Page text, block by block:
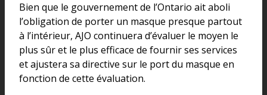
Bien que le gouvernement de l’Ontario ait aboli
l’obligation de porter un masque presque partout
à l’intérieur, AJO continuera d’évaluer le moyen le
plus sûr et le plus efficace de fournir ses services
et ajustera sa directive sur le port du masque en
fonction de cette évaluation.